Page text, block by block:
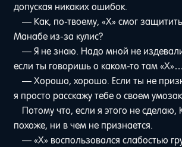
допуская никаких ошибок.
— Как, по-твоему, «Х» смог
Манабе из-за кулис?
— Я не знаю. Надо мной не
если ты говоришь о каком-то там «Х»…
— Хорошо, хорошо. Если ты не
я просто расскажу тебе о своем
Потому что, если я этого не сделаю,
похоже, ни в чем не признается.
— «Х» воспользовался слабостью